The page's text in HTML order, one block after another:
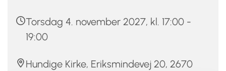
Torsdag 4. november 2027, kl. 17:00 -
19:00
Hundige Kirke, Eriksmindevej 20, 2670